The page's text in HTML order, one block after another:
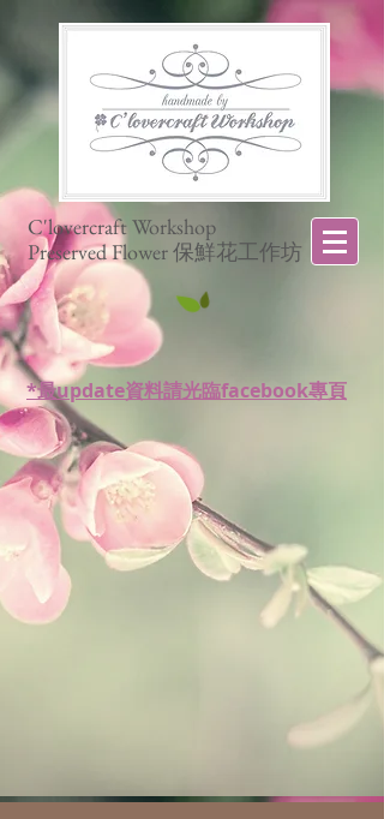
C'lovercraft Workshop
Preserved Flower 保鮮花工作坊
*最update資料請光臨facebook專頁